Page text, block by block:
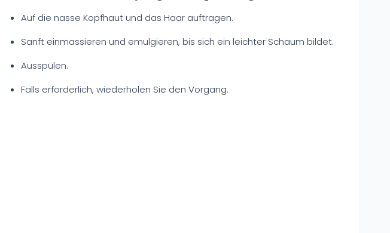
Auf die nasse Kopfhaut und das Haar auftragen.
Sanft einmassieren und emulgieren, bis sich ein leichter Schaum bildet.
Ausspülen.
Falls erforderlich, wiederholen Sie den Vorgang.